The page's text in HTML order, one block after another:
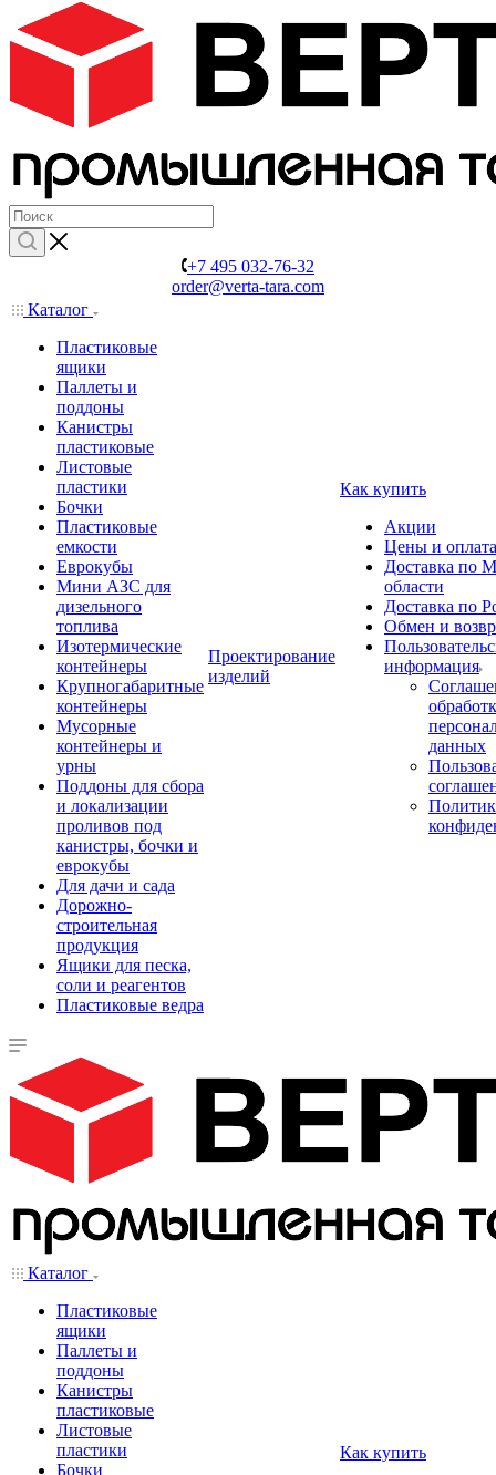
+7 495 032-76-32
order@verta-tara.com
Каталог
Пластиковые
ящики
Паллеты и
поддоны
Канистры
пластиковые
Листовые
пластики
Бочки
Пластиковые
емкости
Еврокубы
Мини АЗС для
дизельного
топлива
Изотермические
контейнеры
Крупногабаритные
контейнеры
Мусорные
контейнеры и
урны
Поддоны для сбора
и локализации
проливов под
канистры, бочки и
еврокубы
Для дачи и сада
Дорожно-
строительная
продукция
Ящики для песка,
соли и реагентов
Пластиковые ведра
Проектирование
изделий
Как купить
Акции
Цены и оплата
Доставка по
области
Доставка по
Обмен и
информация
данных
Каталог
Пластиковые
ящики
Паллеты и
поддоны
Канистры
пластиковые
Листовые
пластики
Бочки
Как купить